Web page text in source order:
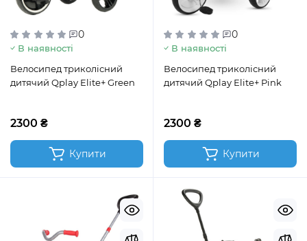
0
В наявності
Велосипед триколісний
дитячий Qplay Elite+ Green
2300 ₴
Купити
0
В наявності
Велосипед триколісний
дитячий Qplay Elite+ Pink
2300 ₴
Купити